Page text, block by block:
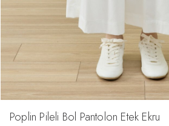
Poplin Pileli Bol Pantolon Etek Ekru